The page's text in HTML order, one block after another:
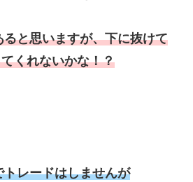
と思いますが、下に抜けて
くれないかな！？
レードはしませんが